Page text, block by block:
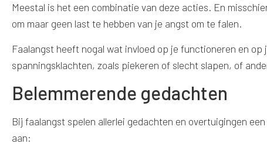
Meestal is het een combinatie van deze acties. En
om maar geen last te hebben van je angst om te falen.
Faalangst heeft nogal wat invloed op je functioneren en
spanningsklachten, zoals piekeren of slecht slapen, of
Belemmerende gedachten
Bij faalangst spelen allerlei gedachten en overtuigingen
aan: